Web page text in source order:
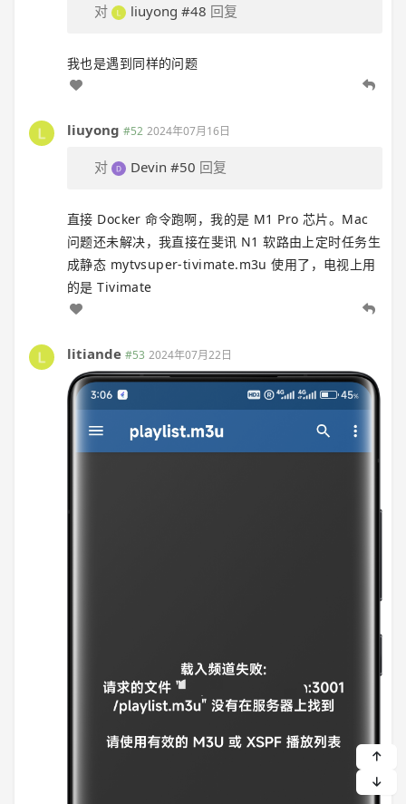
对 liuyong #48 回复
我也是遇到同样的问题
liuyong #52 2024年07月16日
对 Devin #50 回复
直接 Docker 命令跑啊，我的是 M1 Pro 芯片。Mac
问题还未解决，我直接在斐讯 N1 软路由上定时任务生
成静态 mytvsuper-tivimate.m3u 使用了，电视上用
的是 Tivimate
litiande #53 2024年07月22日